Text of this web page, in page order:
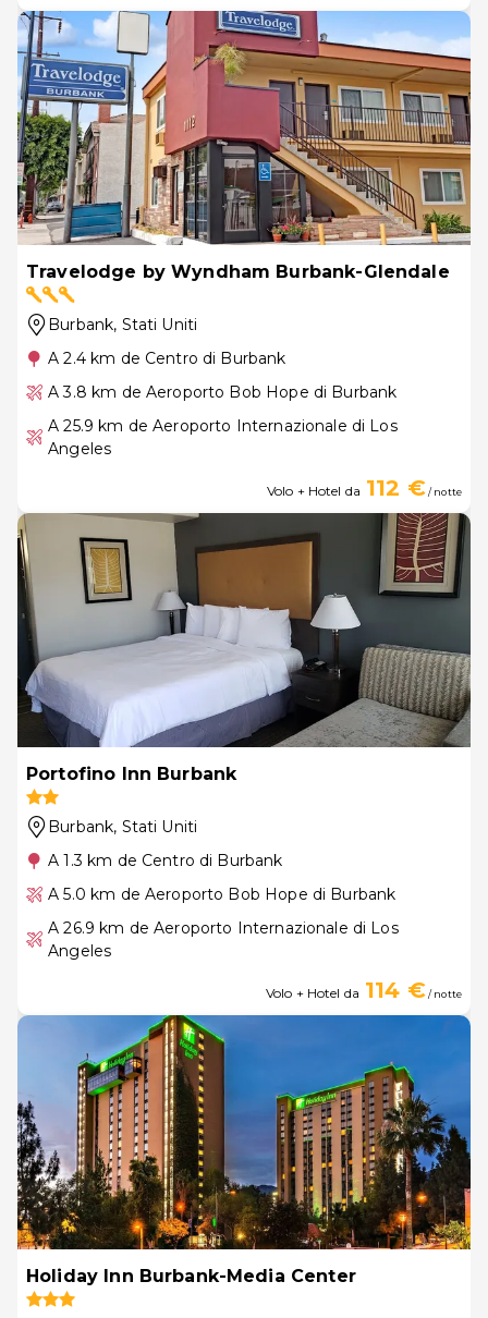
Travelodge by Wyndham Burbank-Glendale
Burbank, Stati Uniti
A 2.4 km de Centro di Burbank
A 3.8 km de Aeroporto Bob Hope di Burbank
A 25.9 km de Aeroporto Internazionale di Los
Angeles
Volo + Hotel da 112 €/ notte
Portofino Inn Burbank
Burbank, Stati Uniti
A 1.3 km de Centro di Burbank
A 5.0 km de Aeroporto Bob Hope di Burbank
A 26.9 km de Aeroporto Internazionale di Los
Angeles
Volo + Hotel da 114 €/ notte
Holiday Inn Burbank-Media Center